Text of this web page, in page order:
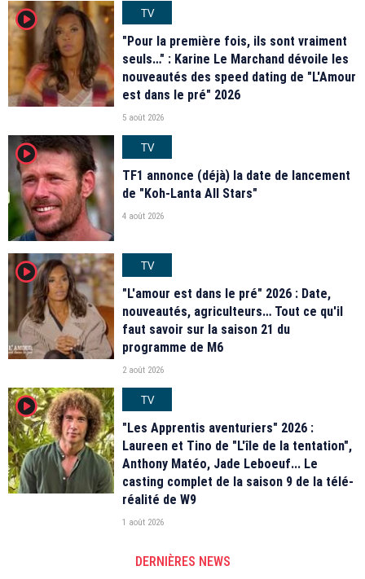
player2
TV
"Pour la première fois, ils sont vraiment
seuls…" : Karine Le Marchand dévoile les
nouveautés des speed dating de "L'Amour
est dans le pré" 2026
5 août 2026
player2
TV
TF1 annonce (déjà) la date de lancement
de "Koh-Lanta All Stars"
4 août 2026
player2
TV
"L'amour est dans le pré" 2026 : Date,
nouveautés, agriculteurs… Tout ce qu'il
faut savoir sur la saison 21 du
programme de M6
2 août 2026
player2
TV
"Les Apprentis aventuriers" 2026 :
Laureen et Tino de "L'île de la tentation",
Anthony Matéo, Jade Leboeuf... Le
casting complet de la saison 9 de la télé-
réalité de W9
1 août 2026
DERNIÈRES NEWS